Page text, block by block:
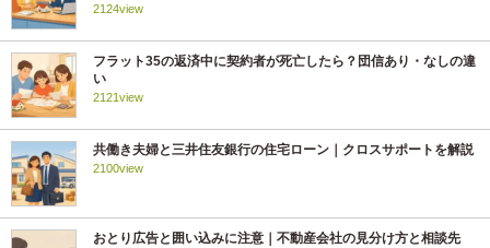
2124view
フラット35の返済中に契約者が死亡したら？団信あり・なしの違
い
2121view
共働き夫婦と三井住友銀行の住宅ローン｜クロスサポートを解説
2100view
おとり広告と囲い込みに注意｜不動産会社の見分け方と相談先